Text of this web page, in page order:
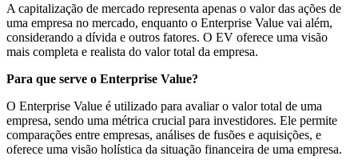
A capitalização de mercado representa apenas o valor das ações de
uma empresa no mercado, enquanto o Enterprise Value vai além,
considerando a dívida e outros fatores. O EV oferece uma visão
mais completa e realista do valor total da empresa.
Para que serve o Enterprise Value?
O Enterprise Value é utilizado para avaliar o valor total de uma
empresa, sendo uma métrica crucial para investidores. Ele permite
comparações entre empresas, análises de fusões e aquisições, e
oferece uma visão holística da situação financeira de uma empresa.